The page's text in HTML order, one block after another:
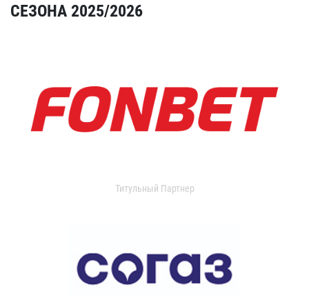
СЕЗОНА 2025/2026
Титульный Партнер